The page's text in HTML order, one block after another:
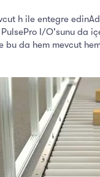
h ile entegre
I/O'sunu da
da hem mevcut